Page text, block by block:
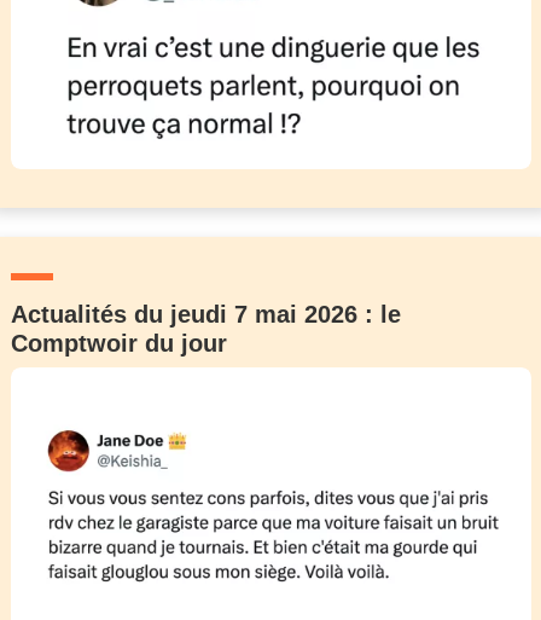
Actualités du jeudi 7 mai 2026 : le
Comptwoir du jour